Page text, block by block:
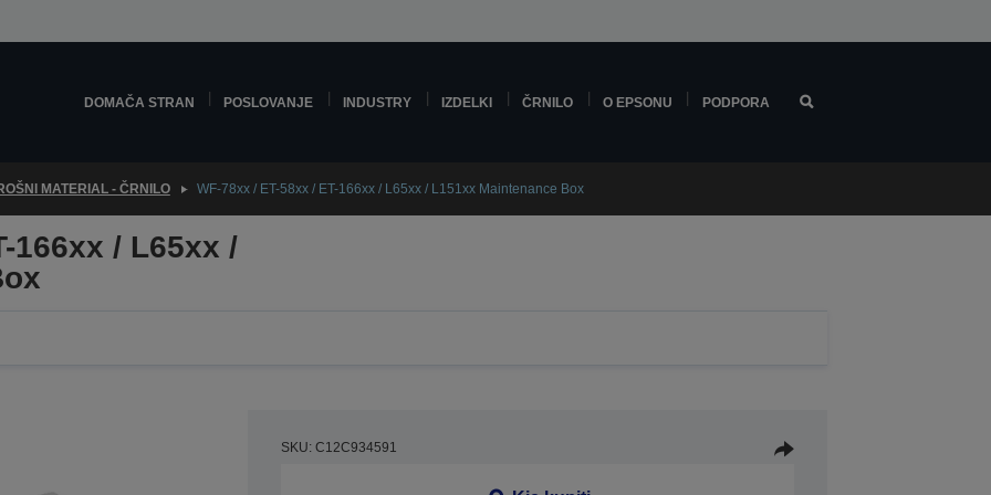
DOMAČA STRAN POSLOVANJE INDUSTRY IZDELKI ČRNILO O EPSONU PODPORA
MATERIAL - ČRNILO WF-78xx / ET-58xx / ET-166xx / L65xx / L151xx Maintenance Box
166xx / L65xx /
SKU: C12C934591